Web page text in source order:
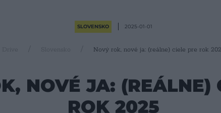
SLOVENSKO 2025-01-01
Drive Slovensko Nový rok, nové ja: (reálne) ciele pre rok
NOVÉ JA: (REÁLNE)
ROK 2025